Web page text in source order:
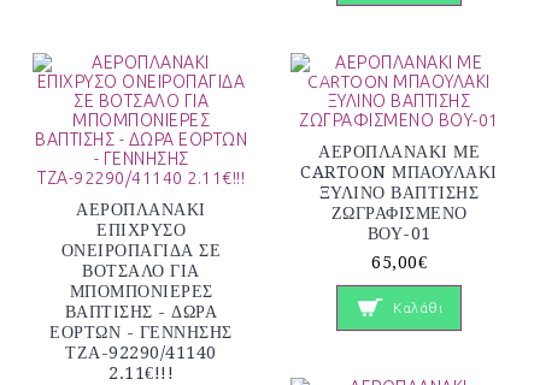
ΑΕΡΟΠΛΑΝΑΚΙ
ΕΠΙΧΡΥΣΟ
ΟΝΕΙΡΟΠΑΓΙΔΑ ΣΕ
ΒΟΤΣΑΛΟ ΓΙΑ
ΜΠΟΜΠΟΝΙΕΡΕΣ
ΒΑΠΤΙΣΗΣ - ΔΩΡΑ
ΕΟΡΤΩΝ - ΓΕΝΝΗΣΗΣ
ΤΖΑ-92290/41140
2.11€!!!
ΑΕΡΟΠΛΑΝΑΚΙ ΜΕ
CARTOON ΜΠΑΟΥΛΑΚΙ
ΞΥΛΙΝΟ ΒΑΠΤΙΣΗΣ
ΖΩΓΡΑΦΙΣΜΕΝΟ
ΒΟΥ-01
65,00€
Καλάθι